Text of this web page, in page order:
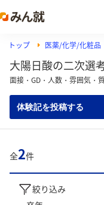
トップ 医薬/化学/化粧品
大陽日酸の二次選
面接・GD・人数・雰囲気・
体験記を投稿する
全2件
絞り込み